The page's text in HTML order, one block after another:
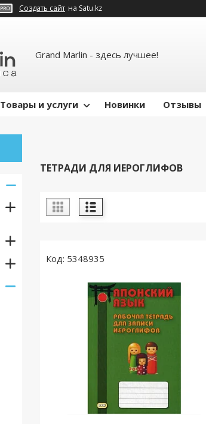
Создать сайт на Satu.kz
Grand Marlin - здесь лучшее!
Товары и услуги Новинки Отзывы
ТЕТРАДИ ДЛЯ ИЕРОГЛИФОВ
5348935